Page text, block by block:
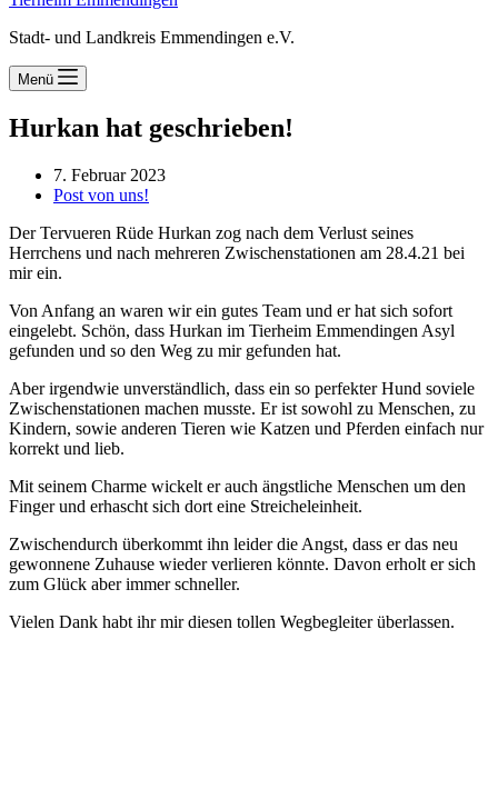
Stadt- und Landkreis Emmendingen e.V.
Menü
Hurkan hat geschrieben!
7. Februar 2023
Post von uns!
Der Tervueren Rüde Hurkan zog nach dem Verlust seines
Herrchens und nach mehreren Zwischenstationen am 28.4.21 bei
mir ein.
Von Anfang an waren wir ein gutes Team und er hat sich sofort
eingelebt. Schön, dass Hurkan im Tierheim Emmendingen Asyl
gefunden und so den Weg zu mir gefunden hat.
Aber irgendwie unverständlich, dass ein so perfekter Hund soviele
Zwischenstationen machen musste. Er ist sowohl zu Menschen, zu
Kindern, sowie anderen Tieren wie Katzen und Pferden einfach nur
korrekt und lieb.
Mit seinem Charme wickelt er auch ängstliche Menschen um den
Finger und erhascht sich dort eine Streicheleinheit.
Zwischendurch überkommt ihn leider die Angst, dass er das neu
gewonnene Zuhause wieder verlieren könnte. Davon erholt er sich
zum Glück aber immer schneller.
Vielen Dank habt ihr mir diesen tollen Wegbegleiter überlassen.